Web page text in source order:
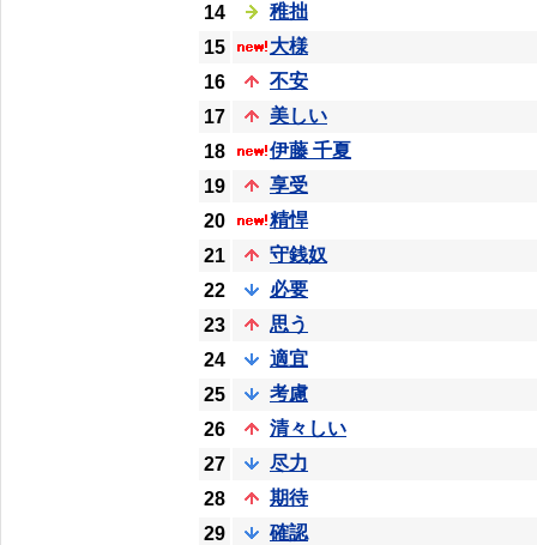
14
稚拙
15
大様
16
不安
17
美しい
18
伊藤 千夏
19
享受
20
精悍
21
守銭奴
22
必要
23
思う
24
適宜
25
考慮
26
清々しい
27
尽力
28
期待
29
確認